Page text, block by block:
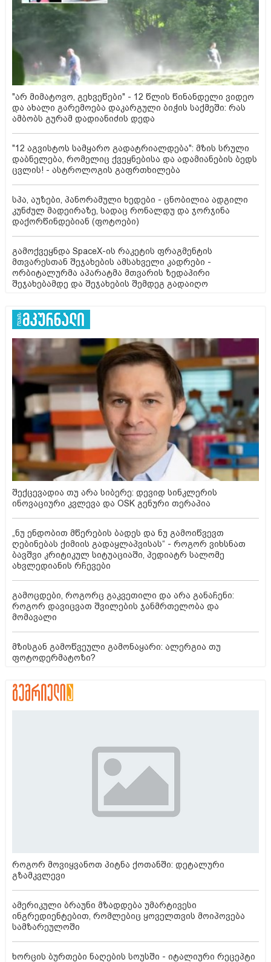
"არ მიმატოვო, გეხვეწები" - 12 წლის წინანდელი ვიდეო
და ახალი გარემოება დაკარგული ბიჭის საქმეში: რას
ამბობს გურამ დადიანიძის დედა
"12 აგვისტოს სამყარო გადატრიალდება": მზის სრული
დაბნელება, რომელიც ქვეყნებისა და ადამიანების ბედს
ცვლის! - ასტროლოგის გაფრთხილება
სპა, აუზები, პანორამული ხედები - ცნობილია ადგილი
კუნძულ მადეირაზე, სადაც რონალდუ და ჯორჯინა
დაქორწინდებიან (ფოტოები)
გამოქვეყნდა SpaceX-ის რაკეტის ფრაგმენტის
მთვარესთან შეჯახების ამსახველი კადრები -
ორბიტალურმა აპარატმა მთვარის ზედაპირი
შეჯახებამდე და შეჯახების შემდეგ გადაიღო
შექცევადია თუ არა სიბერე: დევიდ სინკლერის
ინოვაციური კვლევა და OSK გენური თერაპია
„ნუ ენდობით მწერების ბადეს და ნუ გამოიწვევთ
ღებინებას ქიმიის გადაყლაპვისას“ - როგორ ვიხსნათ
ბავშვი კრიტიკულ სიტუაციაში, პედიატრ სალომე
ახვლედიანის რჩევები
გამოცდები, როგორც გაკვეთილი და არა განაჩენი:
როგორ დავიცვათ შვილების ჯანმრთელობა და
მომავალი
მზისგან გამოწვეული გამონაყარი: ალერგია თუ
ფოტოდერმატოზი?
როგორ მოვიყვანოთ პიტნა ქოთანში: დეტალური
გზამკვლევი
ამერიკული ბრაუნი მზადდება უმარტივესი
ინგრედიენტებით, რომლებიც ყოველთვის მოიპოვება
სამზარეულოში
ხორცის ბურთები ნაღების სოუსში - იტალიური რეცეპტი